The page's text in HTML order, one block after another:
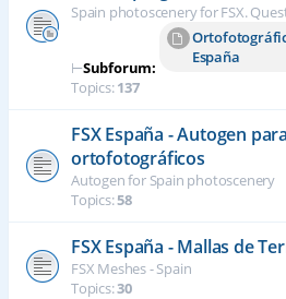
Spain photoscenery for FSX.
⊢Subforum:
España
Topics:137
FSX España - Autogen
ortofotográficos
Autogen for Spain photoscenery
Topics:58
FSX España - Mallas de
FSX Meshes - Spain
Topics:30